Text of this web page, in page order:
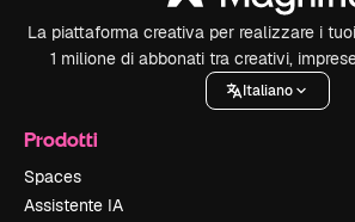
La piattaforma creativa per realizzare i
1 milione di abbonati tra creativi,
Italiano
Prodotti
Spaces
Assistente IA